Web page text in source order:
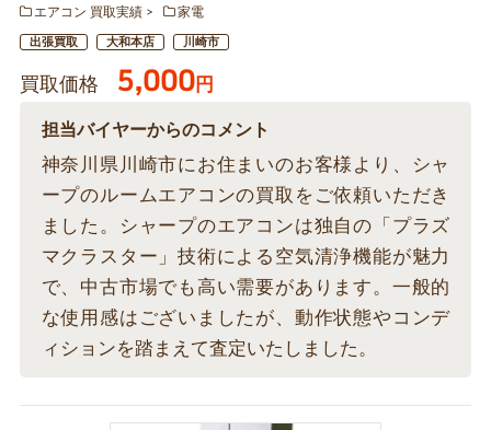
エアコン 買取実績
家電
出張買取 大和本店 川崎市
買取価格 5,000円
担当バイヤーからのコメント
神奈川県川崎市にお住まいのお客様より、シャ
ープのルームエアコンの買取をご依頼いただき
ました。シャープのエアコンは独自の「プラズ
マクラスター」技術による空気清浄機能が魅力
で、中古市場でも高い需要があります。一般的
な使用感はございましたが、動作状態やコンデ
ィションを踏まえて査定いたしました。